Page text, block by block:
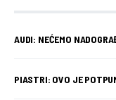
AUDI: NEĆEMO
PIASTRI: OVO JE